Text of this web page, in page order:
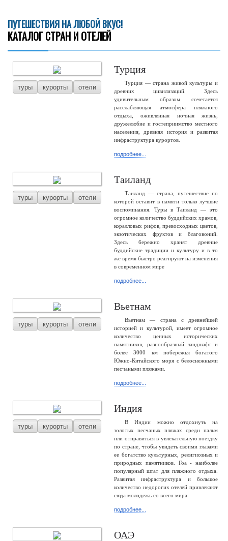
ПУТЕШЕСТВИЯ НА ЛЮБОЙ ВКУС!
КАТАЛОГ СТРАН И ОТЕЛЕЙ
туры курорты отели
Турция
Турция — страна живой культуры и
древних цивилизаций. Здесь
удивительным образом сочетается
расслабляющая атмосфера пляжного
отдыха, оживленная ночная жизнь,
дружелюбие и гостеприимство местного
населения, древняя история и развитая
инфраструктура курортов.
подробнее...
туры курорты отели
Таиланд
Таиланд — страна, путешествие по
которой оставит в памяти только лучшие
воспоминания. Туры в Таиланд — это
огромное количество буддийских храмов,
коралловых рифов, превосходных цветов,
экзотических фруктов и благовоний.
Здесь бережно хранят древние
буддийские традиции и культуру и в то
же время быстро реагируют на изменения
в современном мире
подробнее...
туры курорты отели
Вьетнам
Вьетнам — страна с древнейшей
историей и культурой, имеет огромное
количество ценных исторических
памятников, разнообразный ландшафт и
более 3000 км побережья богатого
Южно-Китайского моря с белоснежными
песчаными пляжами.
подробнее...
туры курорты отели
Индия
В Индии можно отдохнуть на
золотых песчаных пляжах среди пальм
или отправиться в увлекательную поездку
по стране, чтобы увидеть своими глазами
ее богатство культурных, религиозных и
природных памятников. Гоа - наиболее
популярный штат для пляжного отдыха.
Развитая инфраструктура и большое
количество недорогих отелей привлекают
сюда молодежь со всего мира.
подробнее...
ОАЭ